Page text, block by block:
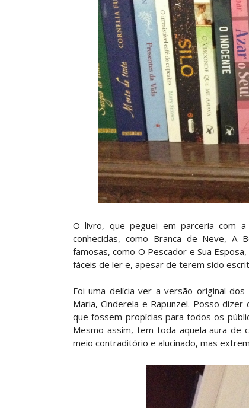
O livro, que peguei em parceria com a
conhecidas, como Branca de Neve, A
famosas, como O Pescador e Sua
fáceis de ler e, apesar de terem sido
Foi uma delícia ver a versão original
Maria, Cinderela e Rapunzel. Posso
que fossem propícias para todos os
Mesmo assim, tem toda aquela aura de
meio contraditório e alucinado, mas